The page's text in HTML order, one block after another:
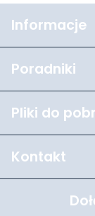
Informacje
Poradniki
Pliki do
Kontakt